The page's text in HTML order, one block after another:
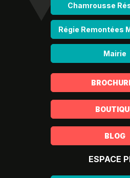
Chamrousse
Régie Remontées
Mairie
BLOG
ESPACE